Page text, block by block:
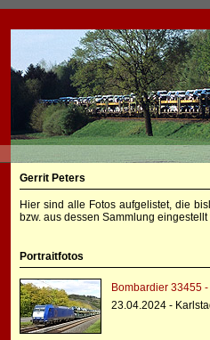
Gerrit Peters
Hier sind alle Fotos aufgelistet, die
bzw. aus dessen Sammlung
Portraitfotos
Bombardier 33455
23.04.2024 -